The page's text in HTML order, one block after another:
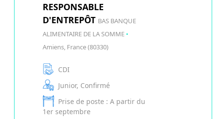
RESPONSABLE
D'ENTREPÔT BAS BANQUE
ALIMENTAIRE DE LA SOMME •
Amiens, France (80330)
CDI
Junior, Confirmé
Prise de poste : A partir du
1er septembre